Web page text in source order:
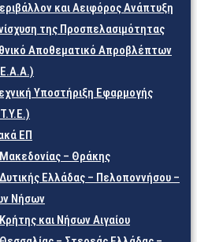
και Αειφόρος Ανάπτυξη
της Προσπελασιμότητας
Αποθεματικό Απροβλέπτων
Υποστήριξη Εφαρμογής
ΕΠ
– Θράκης
Ελλάδας – Πελοποννήσου –
Νήσων
και Νήσων Αιγαίου